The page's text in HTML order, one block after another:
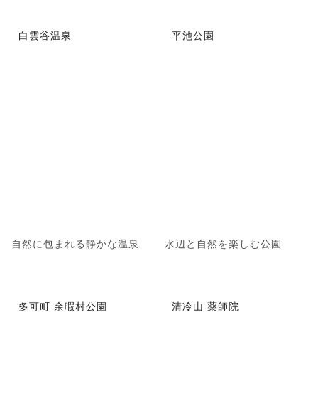
白雲谷温泉
自然に包まれる静かな温泉
平池公園
水辺と自然を楽しむ公園
多可町 余暇村公園 清冷山 薬師院